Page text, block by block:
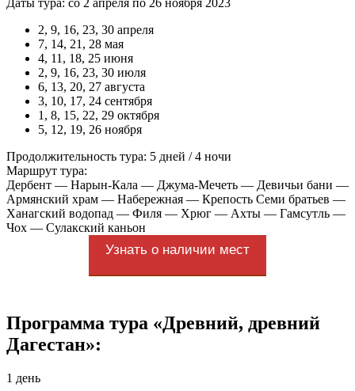
2, 9, 16, 23, 30 апреля
7, 14, 21, 28 мая
4, 11, 18, 25 июня
2, 9, 16, 23, 30 июля
6, 13, 20, 27 августа
3, 10, 17, 24 сентября
1, 8, 15, 22, 29 октября
5, 12, 19, 26 ноября
Продолжительность тура: 5 дней / 4 ночи
Маршрут тура:
Дербент — Нарын-Кала — Джума-Мечеть — Девичьи бани —
Армянский храм — Набережная — Крепость Семи братьев —
Ханагский водопад — Филя — Хрюг — Ахты — Гамсутль —
Чох — Сулакский каньон
Узнать о наличии мест
Программа тура «Древний, древний
Дагестан»:
1 день